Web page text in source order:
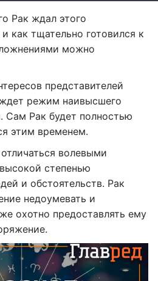
Рак ждал этого
как тщательно готовился к
можно
представителей
режим наивысшего
Сам Рак будет полностью
этим временем.
волевыми
степенью
и обстоятельств. Рак
недоумевать и
охотно предоставлять ему